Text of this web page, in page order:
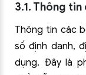
3.1. Thông tin
Thông tin các
số định danh,
dụng. Đây là